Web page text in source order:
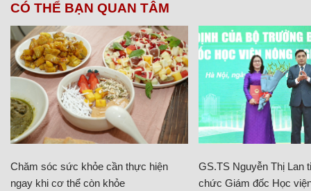
CÓ THỂ BẠN QUAN TÂM
Chăm sóc sức khỏe cần thực hiện
ngay khi cơ thể còn khỏe
GS.TS Nguyễn Thị Lan
chức Giám đốc Học